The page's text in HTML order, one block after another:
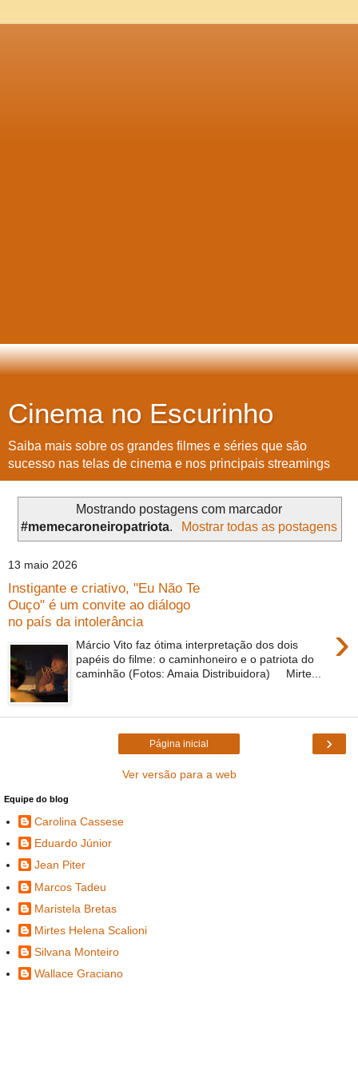
Cinema no Escurinho
Saiba mais sobre os grandes filmes e séries que são
sucesso nas telas de cinema e nos principais streamings
Mostrando postagens com marcador
#memecaroneiropatriota. Mostrar todas as postagens
13 maio 2026
Instigante e criativo, "Eu Não Te
Ouço" é um convite ao diálogo
no país da intolerância
›
Márcio Vito faz ótima interpretação dos dois
papéis do filme: o caminhoneiro e o patriota do
caminhão (Fotos: Amaia Distribuidora) Mirte...
›
Página inicial
Ver versão para a web
Equipe do blog
Carolina Cassese
Eduardo Júnior
Jean Piter
Marcos Tadeu
Maristela Bretas
Mirtes Helena Scalioni
Silvana Monteiro
Wallace Graciano